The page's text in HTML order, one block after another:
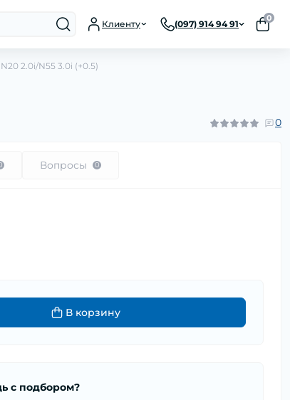
Клиенту (097) 914 94 91
0
2.0i/N55 3.0i (+0.5)
0
Вопросы 0
В корзину
с подбором?